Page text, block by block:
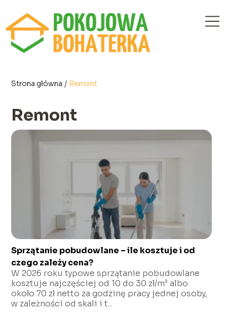
Strona główna / Remont
Remont
Sprzątanie pobudowlane – ile kosztuje i od
czego zależy cena?
W 2026 roku typowe sprzątanie pobudowlane
kosztuje najczęściej od 10 do 30 zł/m² albo
około 70 zł netto za godzinę pracy jednej osoby,
w zależności od skali i t...